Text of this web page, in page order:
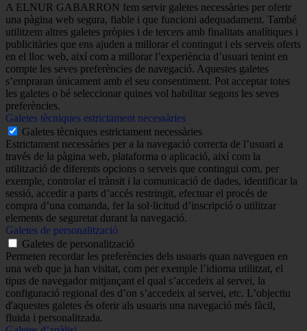
A ELNUR GABARRON fem servir galetes necessàries per oferir
una pàgina web segura, fiable i que funcioni adequadament. També
utilitzem altres galetes pròpies i de tercers amb finalitats analítiques i
publicitàries que ens ajuden a millorar el contingut i els serveis oferts
en el lloc web, així com a millorar l’experiència d’usuari tenint en
compte les seves preferències de navegació. Aquestes galetes
s’empraran únicament amb el seu consentiment. Pot acceptar totes
les galetes o bé seleccionar quines vol habilitar segons les seves
preferències.
Galetes tècniques estrictament necessàries
Galetes tècniques estrictament necessàries
Estrictament necessàries per a la navegació correcta de l’usuari a
través de la pàgina web, plataforma o aplicació, així com la
utilització de diferents opcions o serveis que contingui com, per
exemple, controlar el trànsit i la comunicació de dades, identificar la
sessió, accedir a parts d’accés restringit, efectuar el procés de
compra d’una comanda, fer la sol·licitud d’inscripció o utilitzar
elements de seguretat durant la navegació.
Galetes de personalització
Galetes de personalització
Permeten recordar les preferències dels usuaris quan naveguen en
una web que ja han visitat, com per exemple l’idioma utilitzat, el
tipus de navegador mitjançant el qual s’accedeix al servei, la
configuració regional des d’on s’accedeix al servei, etc. L’objectiu
d'aquestes galetes és oferir als usuaris una navegació més fàcil,
fluida i personalitzada.